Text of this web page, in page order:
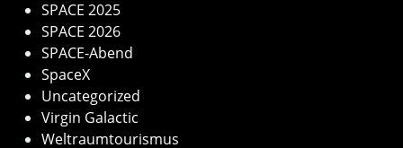
SPACE 2025
SPACE 2026
SPACE-Abend
SpaceX
Uncategorized
Virgin Galactic
Weltraumtourismus